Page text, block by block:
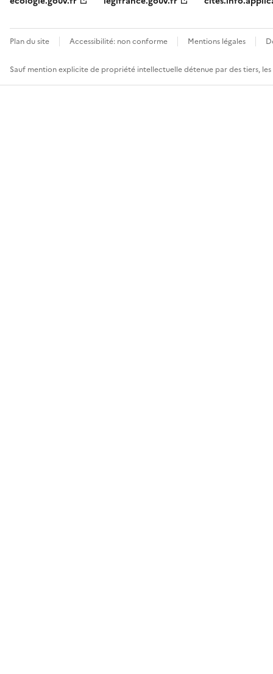
Plan du site Accessibilité: non conforme Mentions légales
Sauf mention explicite de propriété intellectuelle détenue par des tiers,